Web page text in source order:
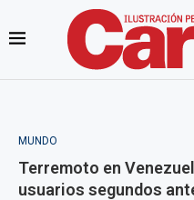
MUNDO
Terremoto en
usuarios segundos